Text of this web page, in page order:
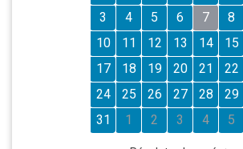
3
4 5 6 7 8
10
11 12 13 14 15
17
18 19 20 21 22
24
25 26 27 28 29
31
1 2 3 4 5